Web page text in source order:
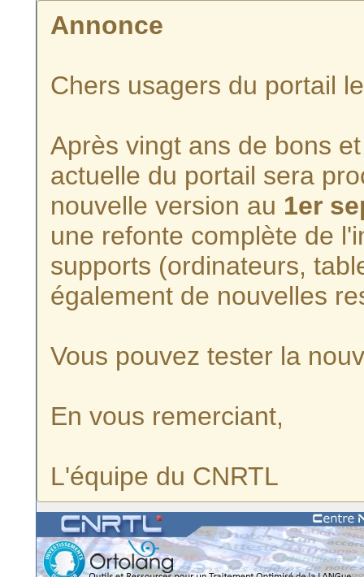
Annonce
Chers usagers du portail
Après vingt ans de bons
actuelle du portail sera
nouvelle version au 1er
une refonte complète de
supports (ordinateurs,
également de nouvelles
Vous pouvez tester la
En vous remerciant,
L'équipe du CNRTL